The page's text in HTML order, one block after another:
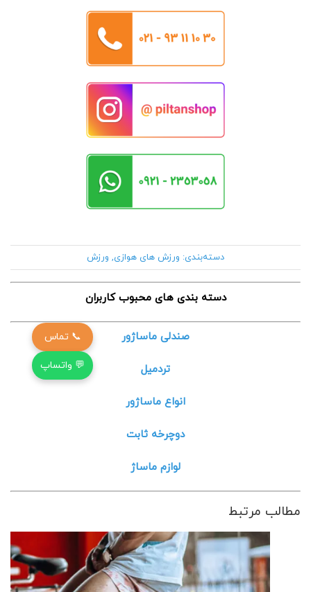
دسته‌بندی: ورزش های هوازی, ورزش
دسته بندی های محبوب کاربران
صندلی ماساژور
تردمیل
انواع ماساژور
دوچرخه ثابت
لوازم ماساژ
مطالب مرتبط
📞 تماس
💬 واتساپ